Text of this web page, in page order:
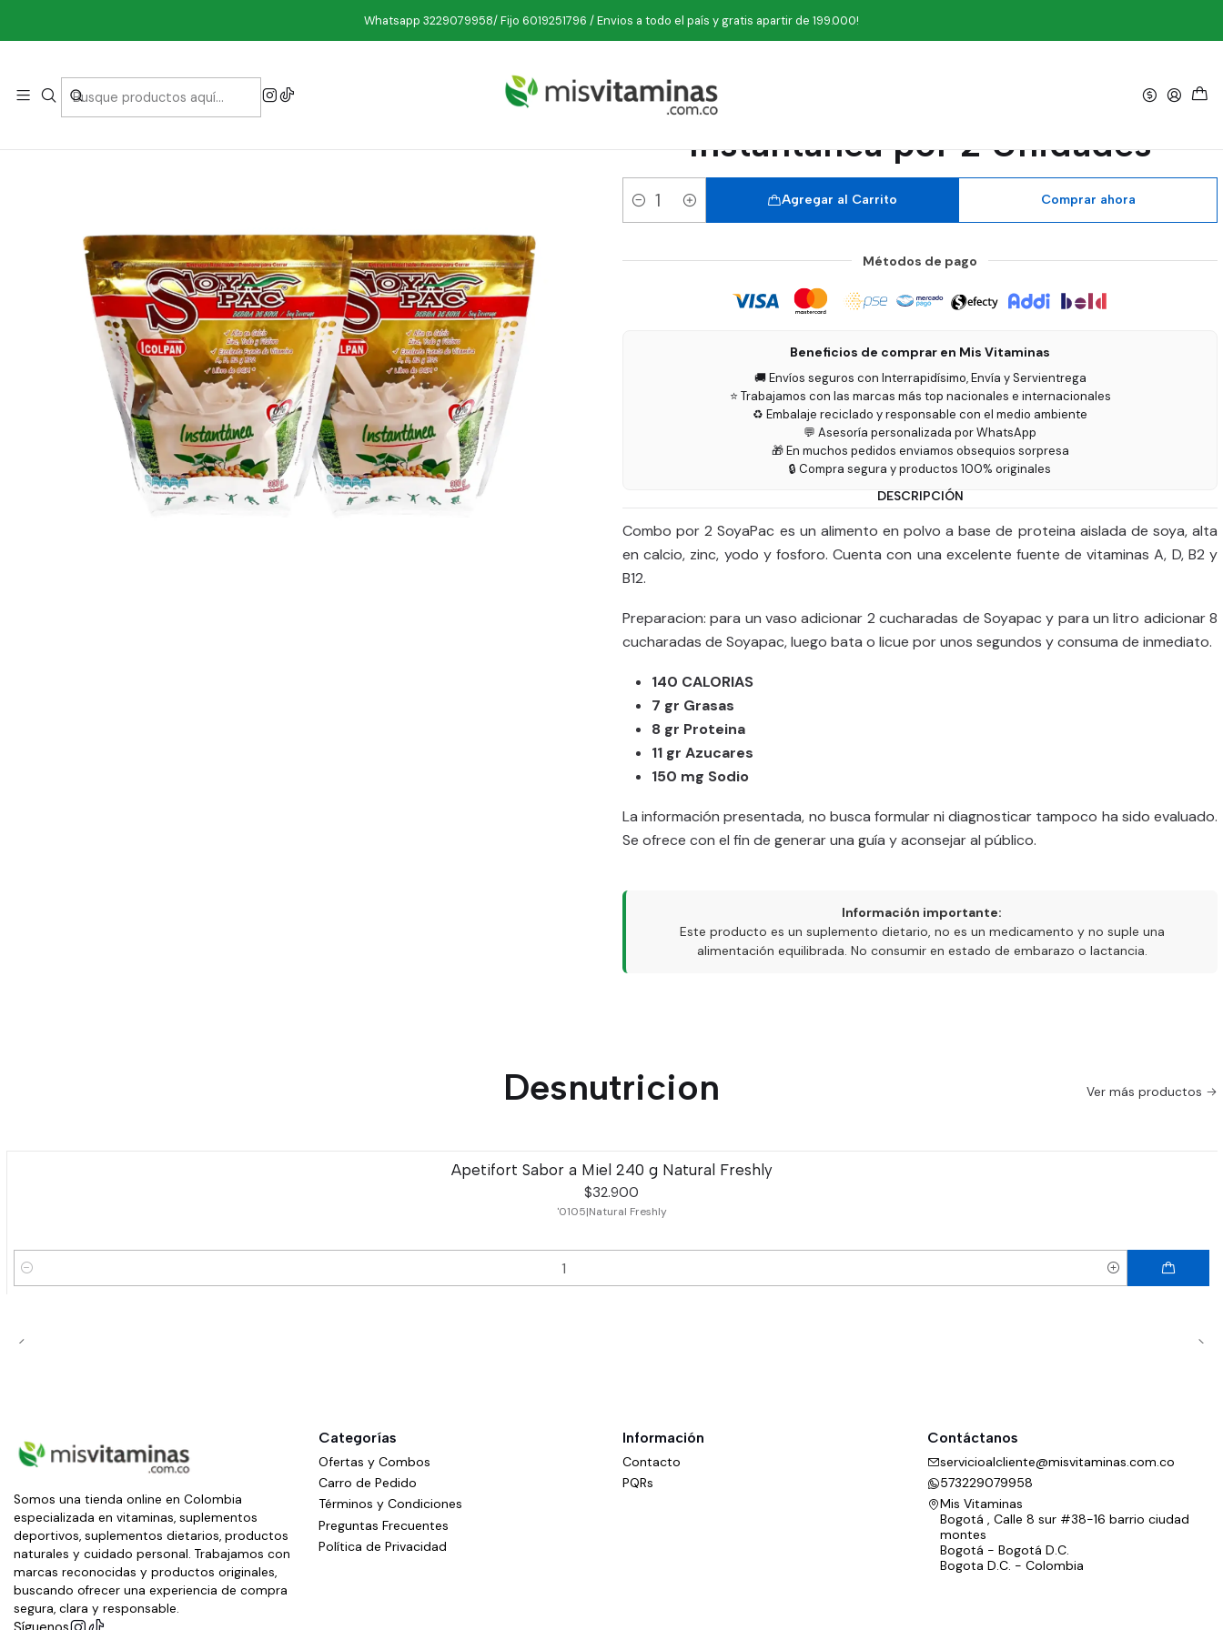
Whatsapp 3229079958/ Fijo 6019251796 / Envios a todo el país y gratis apartir de 199.000!
Inicio Comestibles Leche de Soya Combo Soya Pac 900 gr Instantánea por 2 Unidades
Combo Soya Pac 900 gr
Instantánea por 2 Unidades
Cantidad
Agregar al Carrito Comprar ahora
Métodos de pago
Beneficios de comprar en Mis Vitaminas
🚚 Envíos seguros con Interrapidísimo, Envía y Servientrega
⭐ Trabajamos con las marcas más top nacionales e internacionales
♻️ Embalaje reciclado y responsable con el medio ambiente
💬 Asesoría personalizada por WhatsApp
🎁 En muchos pedidos enviamos obsequios sorpresa
🔒 Compra segura y productos 100% originales
DESCRIPCIÓN
Combo por 2 SoyaPac es un alimento en polvo a base de proteina aislada de soya, alta
en calcio, zinc, yodo y fosforo. Cuenta con una excelente fuente de vitaminas A, D, B2 y
B12.
Preparacion: para un vaso adicionar 2 cucharadas de Soyapac y para un litro adicionar 8
cucharadas de Soyapac, luego bata o licue por unos segundos y consuma de inmediato.
140 CALORIAS
7 gr Grasas
8 gr Proteina
11 gr Azucares
150 mg Sodio
La información presentada, no busca formular ni diagnosticar tampoco ha sido evaluado.
Se ofrece con el fin de generar una guía y aconsejar al público.
Información importante:
Este producto es un suplemento dietario, no es un medicamento y no suple una
alimentación equilibrada. No consumir en estado de embarazo o lactancia.
Desnutricion Ver más productos
Apetifort Sabor a Miel 240 g Natural Freshly
$32.900
'0105|Natural Freshly
Cantidad
Somos una tienda online en Colombia
especializada en vitaminas, suplementos
deportivos, suplementos dietarios, productos
naturales y cuidado personal. Trabajamos con
marcas reconocidas y productos originales,
buscando ofrecer una experiencia de compra
segura, clara y responsable.
Categorías
Ofertas y Combos
Carro de Pedido
Términos y Condiciones
Preguntas Frecuentes
Política de Privacidad
Información
Contacto
PQRs
Contáctanos
servicioalcliente@misvitaminas.com.co
573229079958
Mis Vitaminas
Bogotá , Calle 8 sur #38-16 barrio ciudad
montes
Bogotá - Bogotá D.C.
Bogota D.C. - Colombia